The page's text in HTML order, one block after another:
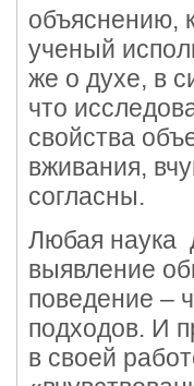
объяснению,
ученый
же о духе, в
что
свойства
вживания,
согласны.
Любая наука
выявление
поведение –
подходов. И
в своей